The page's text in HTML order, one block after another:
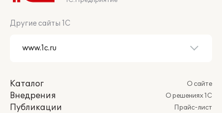
Другие сайты 1С
Каталог
Внедрения
Публикации
О сайте
О решениях 1С
Прайс-лист